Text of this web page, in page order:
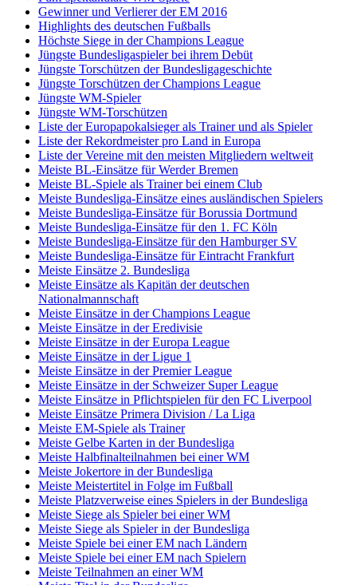
Gewinner und Verlierer der EM 2016
Highlights des deutschen Fußballs
Höchste Siege in der Champions League
Jüngste Bundesligaspieler bei ihrem Debüt
Jüngste Torschützen der Bundesligageschichte
Jüngste Torschützen der Champions League
Jüngste WM-Spieler
Jüngste WM-Torschützen
Liste der Europapokalsieger als Trainer und als Spieler
Liste der Rekordmeister pro Land in Europa
Liste der Vereine mit den meisten Mitgliedern weltweit
Meiste BL-Einsätze für Werder Bremen
Meiste BL-Spiele als Trainer bei einem Club
Meiste Bundesliga-Einsätze eines ausländischen Spielers
Meiste Bundesliga-Einsätze für Borussia Dortmund
Meiste Bundesliga-Einsätze für den 1. FC Köln
Meiste Bundesliga-Einsätze für den Hamburger SV
Meiste Bundesliga-Einsätze für Eintracht Frankfurt
Meiste Einsätze 2. Bundesliga
Meiste Einsätze als Kapitän der deutschen
Nationalmannschaft
Meiste Einsätze in der Champions League
Meiste Einsätze in der Eredivisie
Meiste Einsätze in der Europa League
Meiste Einsätze in der Ligue 1
Meiste Einsätze in der Premier League
Meiste Einsätze in der Schweizer Super League
Meiste Einsätze in Pflichtspielen für den FC Liverpool
Meiste Einsätze Primera Division / La Liga
Meiste EM-Spiele als Trainer
Meiste Gelbe Karten in der Bundesliga
Meiste Halbfinalteilnahmen bei einer WM
Meiste Jokertore in der Bundesliga
Meiste Meistertitel in Folge im Fußball
Meiste Platzverweise eines Spielers in der Bundesliga
Meiste Siege als Spieler bei einer WM
Meiste Siege als Spieler in der Bundesliga
Meiste Spiele bei einer EM nach Ländern
Meiste Spiele bei einer EM nach Spielern
Meiste Teilnahmen an einer WM